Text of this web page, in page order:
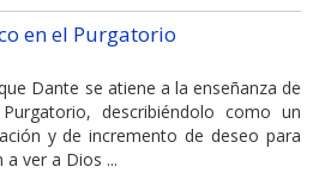
en el Purgatorio
Dante se atiene a la enseñanza de
describiéndolo como un
y de incremento de deseo para
ver a Dios ...